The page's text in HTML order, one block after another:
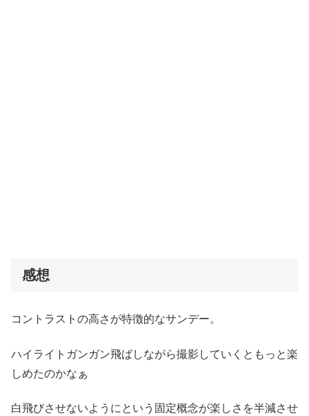
感想
コントラストの高さが特徴的なサンデー。
ハイライトガンガン飛ばしながら撮影していくともっと楽
しめたのかなぁ
白飛びさせないようにという固定概念が楽しさを半減させ